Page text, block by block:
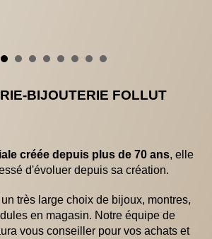
BIJOUTERIE FOLLUT
créée depuis plus de 70 ans, elle
d'évoluer depuis sa création.
très large choix de bijoux, montres,
en magasin. Notre équipe de
vous conseiller pour vos achats et